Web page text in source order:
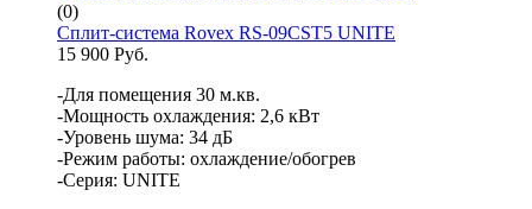
(0)
Сплит-система Rovex RS-09CST5 UNITE
15 900 Руб.
-Для помещения 30 м.кв.
-Мощность охлаждения: 2,6 кВт
-Уровень шума: 34 дБ
-Режим работы: охлаждение/обогрев
-Серия: UNITE